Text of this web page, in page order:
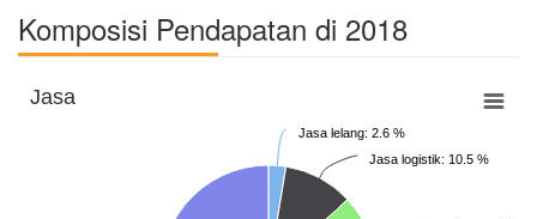
Komposisi Pendapatan di 2018
Jasa
Jasa lelang: 2.6 %
Jasa logistik: 10.5 %